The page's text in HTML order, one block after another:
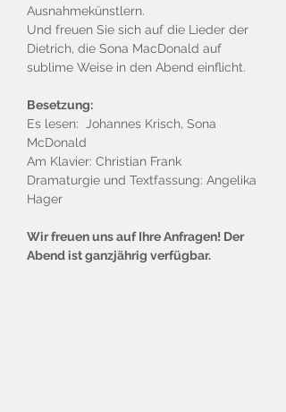
Ausnahmekünstlern.
Und freuen Sie sich auf die Lieder der
Dietrich, die Sona MacDonald auf
sublime Weise in den Abend einflicht.
Besetzung:
Es lesen: Johannes Krisch, Sona
McDonald
Am Klavier: Christian Frank
Dramaturgie und Textfassung: Angelika
Hager
Wir freuen uns auf Ihre Anfragen! Der
Abend ist ganzjährig verfügbar.